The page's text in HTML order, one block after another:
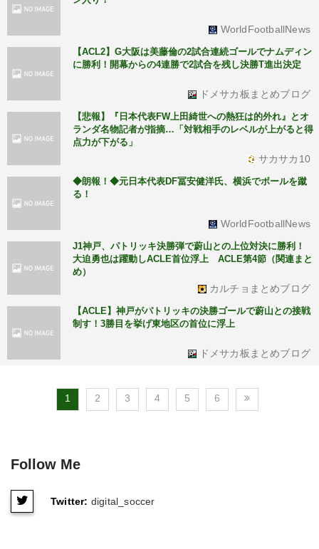
WorldFootballNews
【ACL2】G大阪は美藤倫の2試合連続ゴールでナムディン
に勝利！開幕からの4連勝で2試合を残し決勝T進出決定
ドメサカ板まとめブログ
【悲報】『日本代表FW上田綺世への熱狂は的外れ』とオ
ランダ名物記者が指摘…「対戦相手のレベルが上がると得
点力が下がる」
サカサカ10
◆朗報！◆元日本代表DF冨安健洋氏、横浜でボールを蹴
る！
WorldFootballNews
J1神戸、パトリッキ決勝弾で蔚山との上位対決に勝利！
大迫勇也は躍動しACLE首位浮上 ACLE第4節（関連まと
め）
カルチョまとめブログ
【ACLE】神戸がパトリッキの決勝ゴールで蔚山との接戦
制す！3勝目を挙げ東地区の首位に浮上
ドメサカ板まとめブログ
1 2 3 4 5 6
Follow Me
Twitter: digital_soccer